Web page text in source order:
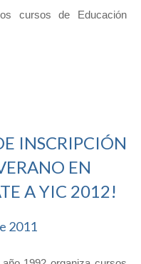
cursos de Educación
INSCRIPCIÓN
EN
A YIC 2012!
2011